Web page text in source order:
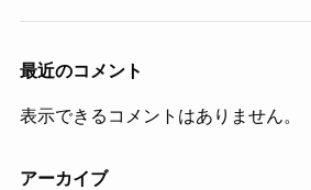
最近のコメント
表示できるコメントはありません。
アーカイブ